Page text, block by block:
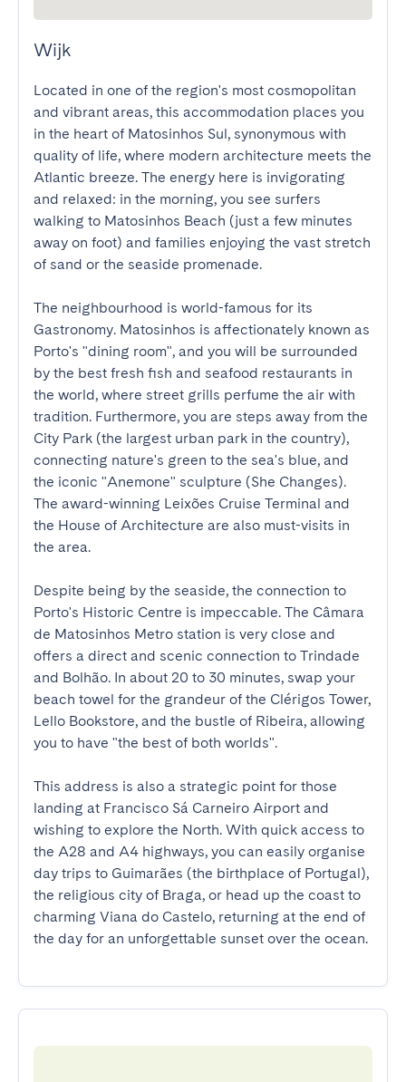
Wijk
Located in one of the region's most cosmopolitan
and vibrant areas, this accommodation places you
in the heart of Matosinhos Sul, synonymous with
quality of life, where modern architecture meets the
Atlantic breeze. The energy here is invigorating
and relaxed: in the morning, you see surfers
walking to Matosinhos Beach (just a few minutes
away on foot) and families enjoying the vast stretch
of sand or the seaside promenade.
The neighbourhood is world-famous for its
Gastronomy. Matosinhos is affectionately known as
Porto's "dining room", and you will be surrounded
by the best fresh fish and seafood restaurants in
the world, where street grills perfume the air with
tradition. Furthermore, you are steps away from the
City Park (the largest urban park in the country),
connecting nature's green to the sea's blue, and
the iconic "Anemone" sculpture (She Changes).
The award-winning Leixões Cruise Terminal and
the House of Architecture are also must-visits in
the area.
Despite being by the seaside, the connection to
Porto's Historic Centre is impeccable. The Câmara
de Matosinhos Metro station is very close and
offers a direct and scenic connection to Trindade
and Bolhão. In about 20 to 30 minutes, swap your
beach towel for the grandeur of the Clérigos Tower,
Lello Bookstore, and the bustle of Ribeira, allowing
you to have "the best of both worlds".
This address is also a strategic point for those
landing at Francisco Sá Carneiro Airport and
wishing to explore the North. With quick access to
the A28 and A4 highways, you can easily organise
day trips to Guimarães (the birthplace of Portugal),
the religious city of Braga, or head up the coast to
charming Viana do Castelo, returning at the end of
the day for an unforgettable sunset over the ocean.